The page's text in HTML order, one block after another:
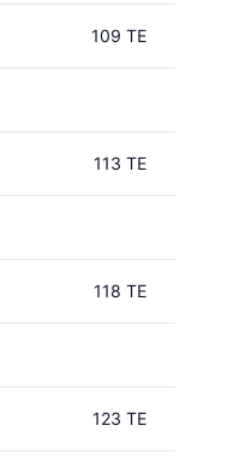
109 TE
113 TE
118 TE
123 TE